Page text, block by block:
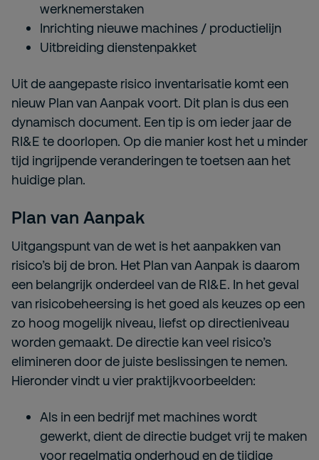
werknemerstaken
Inrichting nieuwe machines / productielijn
Uitbreiding dienstenpakket
Uit de aangepaste risico inventarisatie komt een
nieuw Plan van Aanpak voort. Dit plan is dus een
dynamisch document. Een tip is om ieder jaar de
RI&E te doorlopen. Op die manier kost het u minder
tijd ingrijpende veranderingen te toetsen aan het
huidige plan.
Plan van Aanpak
Uitgangspunt van de wet is het aanpakken van
risico’s bij de bron. Het Plan van Aanpak is daarom
een belangrijk onderdeel van de RI&E. In het geval
van risicobeheersing is het goed als keuzes op een
zo hoog mogelijk niveau, liefst op directieniveau
worden gemaakt. De directie kan veel risico’s
elimineren door de juiste beslissingen te nemen.
Hieronder vindt u vier praktijkvoorbeelden:
Als in een bedrijf met machines wordt
gewerkt, dient de directie budget vrij te maken
voor regelmatig onderhoud en de tijdige